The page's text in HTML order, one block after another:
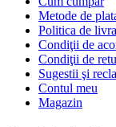
Metode de
Politica de
Condiţii de
Condiţii de
Sugestii şi
Contul meu
Magazin